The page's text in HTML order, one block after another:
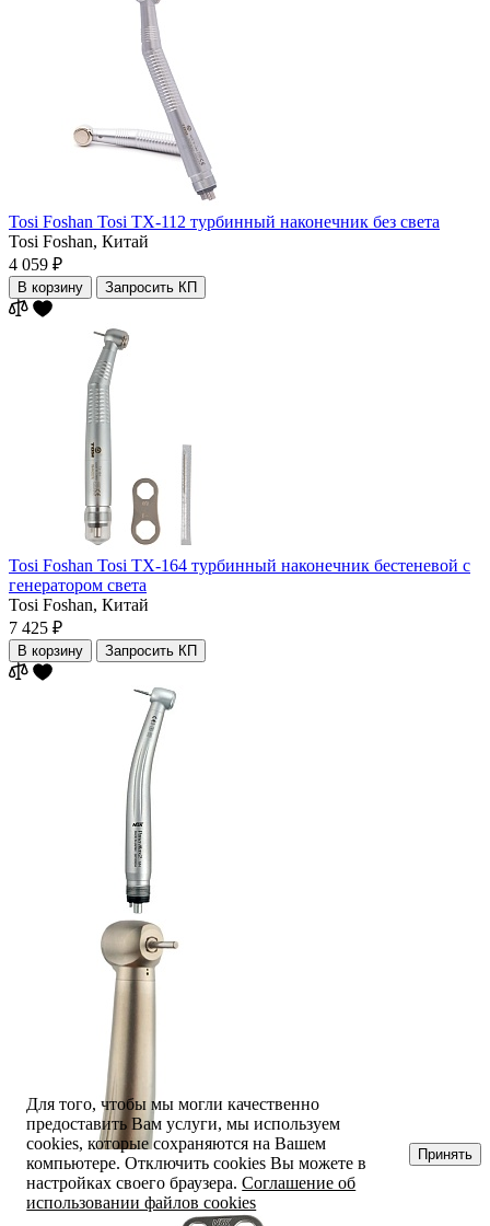
Tosi Foshan Tosi TX-112 турбинный наконечник без света
Tosi Foshan, Китай
4 059 ₽
В корзину Запросить КП
Tosi Foshan Tosi TX-164 турбинный наконечник бестеневой с
генератором света
Tosi Foshan, Китай
7 425 ₽
В корзину Запросить КП
Для того, чтобы мы могли качественно
предоставить Вам услуги, мы используем
cookies, которые сохраняются на Вашем
компьютере. Отключить cookies Вы можете в
настройках своего браузера.Соглашение об
использовании файлов cookies
Принять